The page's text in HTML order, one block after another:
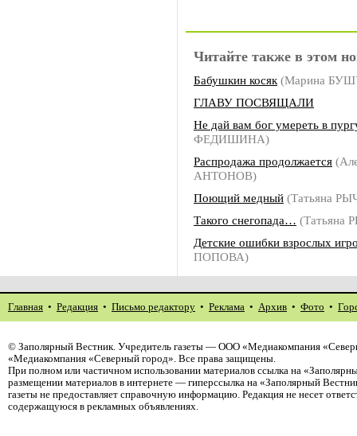
Читайте также в этом
Бабушкин косяк (Марина
ГЛАВУ ПОСВЯЩАЛИ
Не дай вам бог умереть в
ФЕДИШИНА)
Распродажа продолжается
АНТОНОВ)
Поющий медный (Татьяна
Такого снегопада… (Татьяна
Детские ошибки взрослых
ПОПОВА)
Главная • Редакция • Письмо редактору • Реклама • Архив • Фото •
© Заполярный Вестник. Учредитель газеты — ООО «Медиакомпания
«Медиакомпания «Северный город». Все права защищены.
При полном или частичном использовании материалов ссылка на
размещении материалов в интернете — гиперссылка на «Заполярный
газеты не предоставляет справочную информацию. Редакция не несет
содержащуюся в рекламных объявлениях.